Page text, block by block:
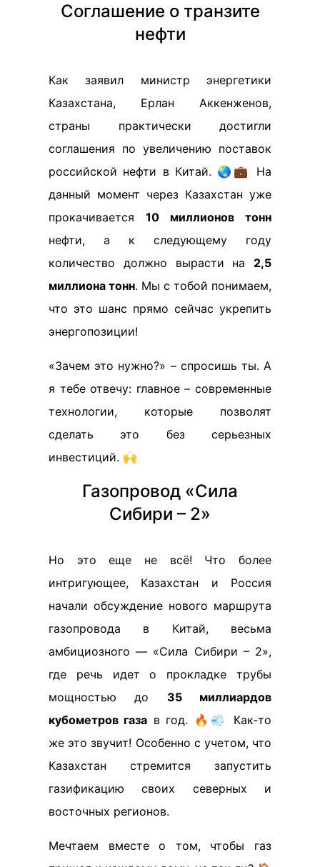
Соглашение о транзите
нефти
Как заявил министр энергетики
Казахстана, Ерлан Аккенженов,
страны практически достигли
соглашения по увеличению поставок
российской нефти в Китай. 🌏💼 На
данный момент через Казахстан уже
прокачивается 10 миллионов тонн
нефти, а к следующему году
количество должно вырасти на 2,5
миллиона тонн. Мы с тобой понимаем,
что это шанс прямо сейчас укрепить
энергопозиции!
«Зачем это нужно?» – спросишь ты. А
я тебе отвечу: главное – современные
технологии, которые позволят
сделать это без серьезных
инвестиций. 🙌
Газопровод «Сила
Сибири – 2»
Но это еще не всё! Что более
интригующее, Казахстан и Россия
начали обсуждение нового маршрута
газопровода в Китай, весьма
амбициозного — «Сила Сибири – 2»,
где речь идет о прокладке трубы
мощностью до 35 миллиардов
кубометров газа в год. 🔥💨 Как-то
же это звучит! Особенно с учетом, что
Казахстан стремится запустить
газификацию своих северных и
восточных регионов.
Мечтаем вместе о том, чтобы газ